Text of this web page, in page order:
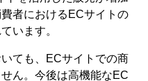
者におけるECサイトの
います。
ても、ECサイトでの商
ん。今後は高機能なEC